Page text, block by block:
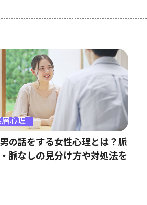
層心理
の話をする女性心理とは？脈
脈なしの見分け方や対処法を